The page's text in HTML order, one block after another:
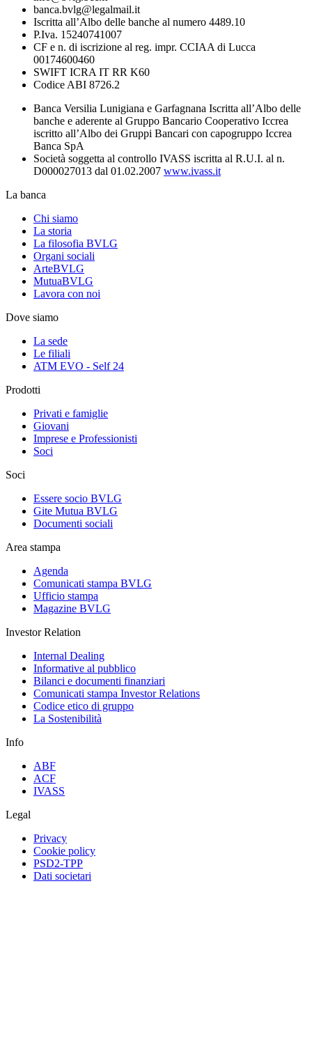
banca.bvlg@legalmail.it
Iscritta all’Albo delle banche al numero 4489.10
P.Iva. 15240741007
CF e n. di iscrizione al reg. impr. CCIAA di Lucca
00174600460
SWIFT ICRA IT RR K60
Codice ABI 8726.2
Banca Versilia Lunigiana e Garfagnana Iscritta all’Albo delle
banche e aderente al Gruppo Bancario Cooperativo Iccrea
iscritto all’Albo dei Gruppi Bancari con capogruppo Iccrea
Banca SpA
Società soggetta al controllo IVASS iscritta al R.U.I. al n.
D000027013 dal 01.02.2007 www.ivass.it
La banca
Chi siamo
La storia
La filosofia BVLG
Organi sociali
ArteBVLG
MutuaBVLG
Lavora con noi
Dove siamo
La sede
Le filiali
ATM EVO - Self 24
Prodotti
Privati e famiglie
Giovani
Imprese e Professionisti
Soci
Soci
Essere socio BVLG
Gite Mutua BVLG
Documenti sociali
Area stampa
Agenda
Comunicati stampa BVLG
Ufficio stampa
Magazine BVLG
Investor Relation
Internal Dealing
Informative al pubblico
Bilanci e documenti finanziari
Comunicati stampa Investor Relations
Codice etico di gruppo
La Sostenibilità
Info
ABF
ACF
IVASS
Legal
Privacy
Cookie policy
PSD2-TPP
Dati societari